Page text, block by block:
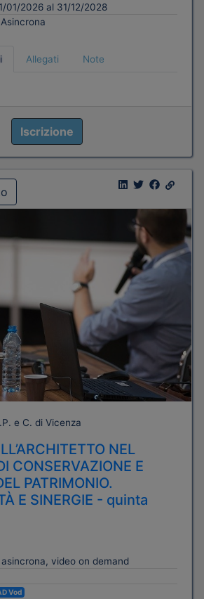
01/2026 al 31/12/2028
Asincrona
Allegati
Note
Iscrizione
e C. di Vicenza
NEL
CONSERVAZIONE E
PATRIMONIO.
E SINERGIE - quinta
video on demand
Vod